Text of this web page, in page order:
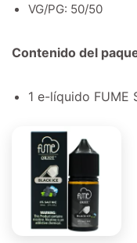
VG/PG: 50/50
Contenido del
1 e-líquido FUME